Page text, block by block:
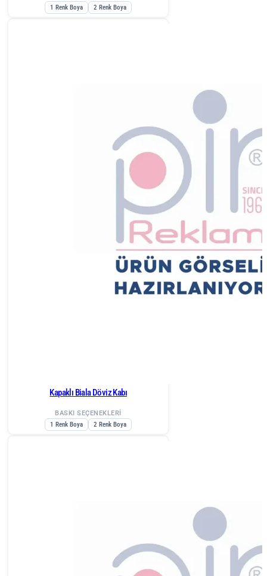
1 Renk Boya
2 Renk Boya
Kapaklı Biala Döviz Kabı
BASKI SEÇENEKLERİ
1 Renk Boya
2 Renk Boya